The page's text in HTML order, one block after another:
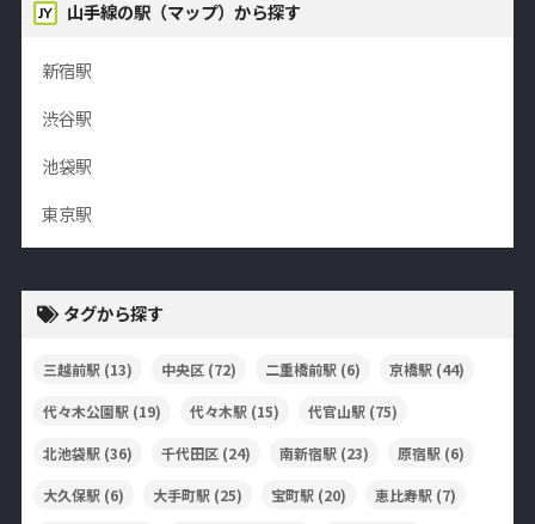
山手線の駅（マップ）から探す
新宿駅
渋谷駅
池袋駅
東京駅
タグから探す
三越前駅 (13) 中央区(72) 二重橋前駅 (6) 京橋駅 (44)
代々木公園駅 (19) 代々木駅 (15) 代官山駅 (75)
北池袋駅 (36) 千代田区(24) 南新宿駅 (23) 原宿駅 (6)
大久保駅 (6) 大手町駅 (25) 宝町駅 (20) 恵比寿駅 (7)